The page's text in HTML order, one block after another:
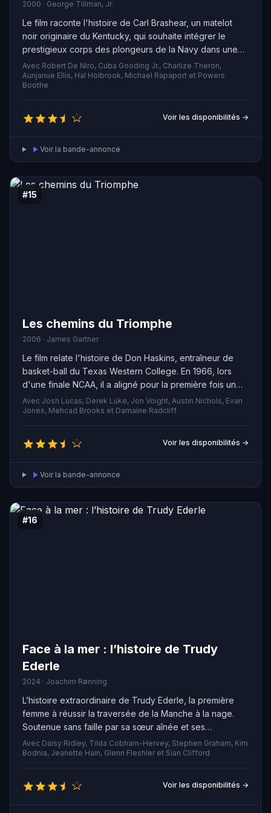
2000 · George Tillman, Jr.
Le film raconte l'histoire de Carl Brashear, un matelot
noir originaire du Kentucky, qui souhaite intégrer le
prestigieux corps des plongeurs de la Navy dans une
Amérique encore ségrégationniste des années 50. Le
major-instructeur Billy Sunday finit par croire en lui et
l'aide à combattre le racisme de la Navy pour devenir
une véritable légende de l'armée américaine.
Avec Robert De Niro, Cuba Gooding Jr., Charlize Theron,
Aunjanue Ellis, Hal Holbrook, Michael Rapaport et Powers
Boothe
Voir les disponibilités →
Voir la bande-annonce
#15
Les chemins du Triomphe
2006 · James Gartner
Le film relate l'histoire de Don Haskins, entraîneur de
basket-ball du Texas Western College. En 1966, lors
d'une finale NCAA, il a aligné pour la première fois un
cinq majeur entièrement composé de joueurs noirs,
marquant ainsi l'histoire de ce sport.
Avec Josh Lucas, Derek Luke, Jon Voight, Austin Nichols, Evan
Jones, Mehcad Brooks et Damaine Radcliff
Voir les disponibilités →
Voir la bande-annonce
#16
Face à la mer : l’histoire de Trudy
Ederle
2024 · Joachim Rønning
L’histoire extraordinaire de Trudy Ederle, la première
femme à réussir la traversée de la Manche à la nage.
Soutenue sans faille par sa sœur aînée et ses
entraîneurs, elle a surmonté tous les obstacles et fait
face à une société patriarcale hostile, jusqu'à intégrer
l'équipe olympique de natation. Elle a accompli l'exploit
de nager plus de 33 kilomètres entre la France et
l'Angleterre.
Avec Daisy Ridley, Tilda Cobham-Hervey, Stephen Graham, Kim
Bodnia, Jeanette Hain, Glenn Fleshler et Sian Clifford
Voir les disponibilités →